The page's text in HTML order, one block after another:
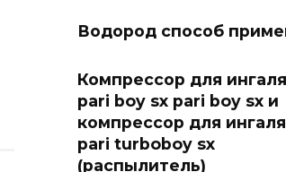
Водород способ
Компрессор для
pari boy sx pari boy sx и
компрессор для
pari turboboy sx
(распылитель)